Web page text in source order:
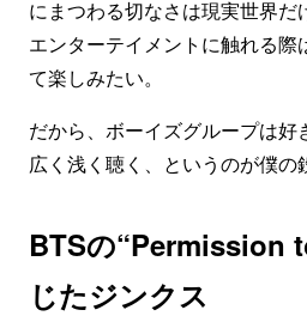
にまつわる切なさは現実世界だ
エンターテイメントに触れる際
て楽しみたい。
だから、ボーイズグループは好
広く浅く聴く、というのが僕の
BTSの“Permission
じたジンクス